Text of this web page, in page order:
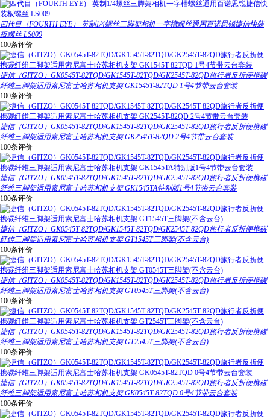
四代目（FOURTH EYE） 英制1/4螺丝三脚架相机一字槽螺丝通用百诺思锐捷信快装
板螺丝 LS009
100条评价
捷信（GITZO）GK0545T-82TQD/GK1545T-82TQD/GK2545T-82QD旅行者反折便携碳
纤维三脚架适用索尼富士哈苏相机支架 GK1545T-82TQD 1号4节带云台套装
100条评价
捷信（GITZO）GK0545T-82TQD/GK1545T-82TQD/GK2545T-82QD旅行者反折便携碳
纤维三脚架适用索尼富士哈苏相机支架 GK2545T-82QD 2号4节带云台套装
100条评价
捷信（GITZO）GK0545T-82TQD/GK1545T-82TQD/GK2545T-82QD旅行者反折便携碳
纤维三脚架适用索尼富士哈苏相机支架 GK1545TA特别版1号4节带云台套装
100条评价
捷信（GITZO）GK0545T-82TQD/GK1545T-82TQD/GK2545T-82QD旅行者反折便携碳
纤维三脚架适用索尼富士哈苏相机支架 GT1545T三脚架(不含云台)
100条评价
捷信（GITZO）GK0545T-82TQD/GK1545T-82TQD/GK2545T-82QD旅行者反折便携碳
纤维三脚架适用索尼富士哈苏相机支架 GT0545T三脚架(不含云台)
100条评价
捷信（GITZO）GK0545T-82TQD/GK1545T-82TQD/GK2545T-82QD旅行者反折便携碳
纤维三脚架适用索尼富士哈苏相机支架 GT2545T三脚架(不含云台)
100条评价
捷信（GITZO）GK0545T-82TQD/GK1545T-82TQD/GK2545T-82QD旅行者反折便携碳
纤维三脚架适用索尼富士哈苏相机支架 GK0545T-82TQD 0号4节带云台套装
100条评价